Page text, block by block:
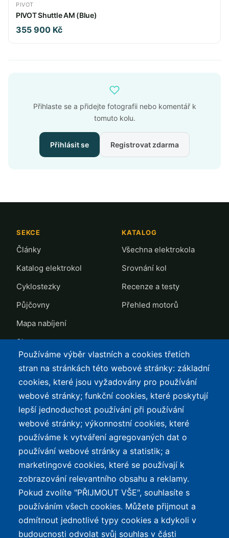
PIVOT
PIVOT Shuttle AM (Blue)
355 900 Kč
Přihlaste se a přidejte fotografii nebo komentář k
tomuto kolu.
Přihlásit se Registrovat zdarma
SEKCE
Články
Katalog elektrokol
Cyklostezky
Půjčovny
Mapa nabíjení
Slevy
KATALOG
Všechna elektrokola
Srovnání kol
Recenze a testy
Přehled motorů
TOP LISTY Z DAT
Přehled top listů
Nejlehčí elektrokola
Největší dojezd
Nejlevnější s Bosch CX
Největší poklesy cen
Nejlepší poměr
cena/výkon
SERVIS
Kontakt
Podmínky užívání a
ochrana osobních údajů
e-Biker Point
Mapa stránek
O WEBU
Průvodce světem
Používáme výběr vlastních a cookies třetích
stran na stránkách této webové stránky: základní
cookies, které jsou vyžadovány pro používání
webové stránky; funkční cookies, které poskytují
lepší jednoduchost používání při používání
webové stránky; výkonnostní cookies, které
používáme k vytváření agregovaných dat o
používání webové stránky a statistik; a
marketingové cookies, které se používají k
zobrazování relevantního obsahu a reklamy.
Pokud zvolíte "PŘIJMOUT VŠE", souhlasíte s
používáním všech cookies. Můžete přijmout a
odmítnout jednotlivé typy cookies a kdykoli v
budoucnosti odvolat svůj souhlas v části